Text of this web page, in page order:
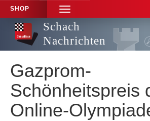
SHOP
TOGGLE
NAVIGATION
Schach
Nachrichten
Gazprom-
Schönheitspreis
Online-